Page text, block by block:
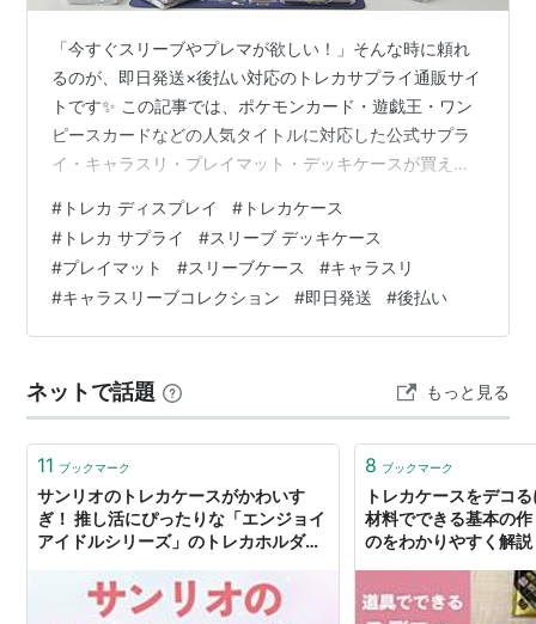
「今すぐスリーブやプレマが欲しい！」そんな時に頼れ
るのが、即日発送×後払い対応のトレカサプライ通販サイ
トです✨ この記事では、ポケモンカード・遊戯王・ワン
ピースカードなどの人気タイトルに対応した公式サプラ
イ・キャラスリ・プレイマット・デッキケースが買える
もOKな「ペイディ」や「Amazon Pay後払い」対応サイ
トもあるので、支払いはあとでゆっくり、アイテムはす
ぐゲットできます💡 送料・発送スピード・品揃えを比較
しながら、あなたにぴったりのショップを見つけてくだ
さいね！ ※本サービス内ではアフィリエイト広告を利用
# トレカ ディスプレイ # トレカケース
# トレカ サプライ #スリーブ デッキケース
#プレイマット #スリーブケース #キャラスリ
#キャラスリーブコレクション #即日発送 #後払い
ネットで話題 もっと見る
11 ブックマーク
サンリオのトレカケースがかわいす
ぎ！ 推し活にぴったりな「エンジョイ
アイドルシリーズ」のトレカホルダー
8 ブックマーク
トレカケースをデコ
材料でできる基本の
のをわかりやすく解